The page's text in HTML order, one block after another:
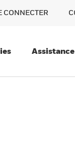
CONNECTER
Assistance